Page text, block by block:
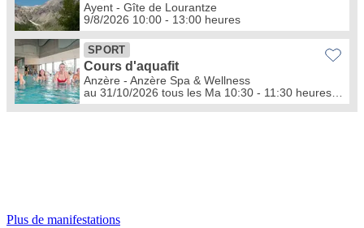
Plus de manifestations